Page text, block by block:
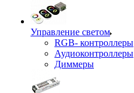
Управление светом
RGB- контроллеры
Аудиоконтроллеры
Диммеры